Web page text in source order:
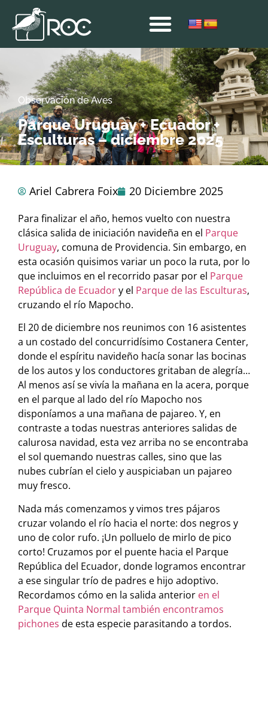
Observación de Aves
Parque Uruguay + Ecuador +
Esculturas – diciembre 2025
Ariel Cabrera Foix 20 Diciembre 2025
Para finalizar el año, hemos vuelto con nuestra
clásica salida de iniciación navideña en el Parque
Uruguay, comuna de Providencia. Sin embargo, en
esta ocasión quisimos variar un poco la ruta, por lo
que incluimos en el recorrido pasar por el Parque
República de Ecuadory el Parque de las Esculturas,
cruzando el río Mapocho.
El 20 de diciembre nos reunimos con 16 asistentes
a un costado del concurridísimo Costanera Center,
donde el espíritu navideño hacía sonar las bocinas
de los autos y los conductores gritaban de alegría…
Al menos así se vivía la mañana en la acera, porque
en el parque al lado del río Mapocho nos
disponíamos a una mañana de pajareo. Y, en
contraste a todas nuestras anteriores salidas de
calurosa navidad, esta vez arriba no se encontraba
el sol quemando nuestras calles, sino que las
nubes cubrían el cielo y auspiciaban un pajareo
muy fresco.
Nada más comenzamos y vimos tres pájaros
cruzar volando el río hacia el norte: dos negros y
uno de color rufo. ¡Un polluelo de mirlo de pico
corto! Cruzamos por el puente hacia el Parque
República del Ecuador, donde logramos encontrar
a ese singular trío de padres e hijo adoptivo.
Recordamos cómo en la salida anterior en el
Parque Quinta Normal también encontramos
pichones de esta especie parasitando a tordos.